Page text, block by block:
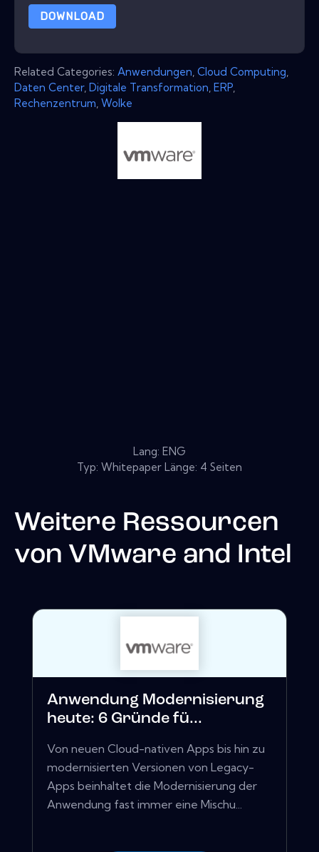
DOWNLOAD
Related Categories: Anwendungen Cloud Computing
Daten Center, Digitale Transformation ERP
Rechenzentrum Wolke
Lang: ENG
Typ: Whitepaper Länge: 4 Seiten
Weitere Ressourcen
von VMware and Intel
Anwendung Modernisierung
heute: 6 Gründe fü...
Von neuen Cloud-nativen Apps bis hin zu
modernisierten Versionen von Legacy-
Apps beinhaltet die Modernisierung der
Anwendung fast immer eine Mischu...